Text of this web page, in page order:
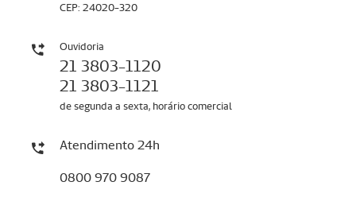
CEP: 24020-320
Ouvidoria
21 3803-1120
21 3803-1121
de segunda a sexta, horário comercial
Atendimento 24h
0800 970 9087